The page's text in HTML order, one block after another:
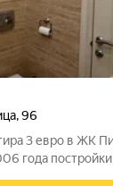
,96
3 евро в ЖК
года